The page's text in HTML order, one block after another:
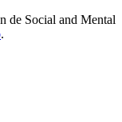
de Social and Mental
.